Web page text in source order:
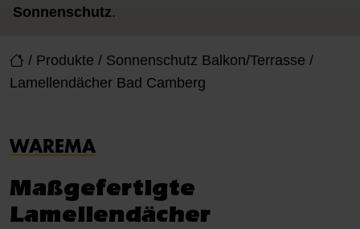
/ Produkte / Sonnenschutz Balkon/Terrasse /
Lamellendächer Bad Camberg
Sonnenschutz.
WAREMA
Maßgefertigte
Lamellendächer